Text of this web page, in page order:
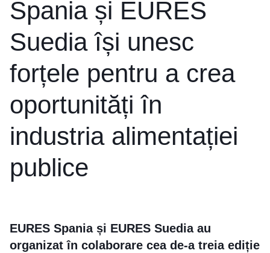
Spania și EURES
Suedia își unesc
forțele pentru a crea
oportunități în
industria alimentației
publice
EURES Spania și EURES Suedia au
organizat în colaborare cea de-a treia ediție